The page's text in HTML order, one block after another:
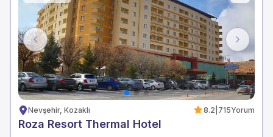
Previous Next
Nevşehir, Kozaklı 8.2 715Yorum
Roza Resort Thermal Hotel